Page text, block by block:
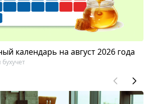
календарь на август 2026 года